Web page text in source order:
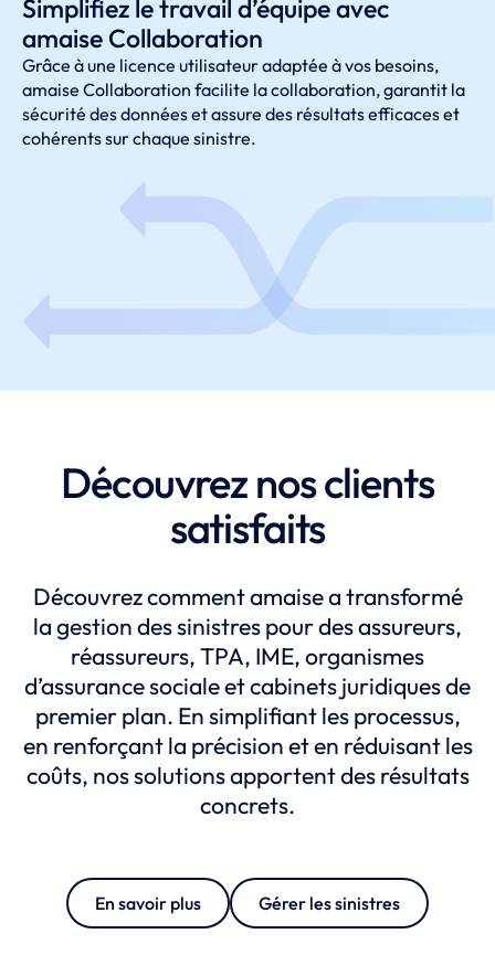
Simplifiez le travail d’équipe avec
amaise Collaboration
Grâce à une licence utilisateur adaptée à vos besoins,
amaise Collaboration facilite la collaboration, garantit la
sécurité des données et assure des résultats efficaces et
cohérents sur chaque sinistre.
Découvrez nos clients
satisfaits
Découvrez comment amaise a transformé
la gestion des sinistres pour des assureurs,
réassureurs, TPA, IME, organismes
d’assurance sociale et cabinets juridiques de
premier plan. En simplifiant les processus,
en renforçant la précision et en réduisant les
coûts, nos solutions apportent des résultats
concrets.
En savoir plus Gérer les sinistres